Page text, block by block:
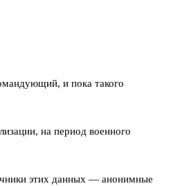
и пока такого
на период военного
этих данных — анонимные